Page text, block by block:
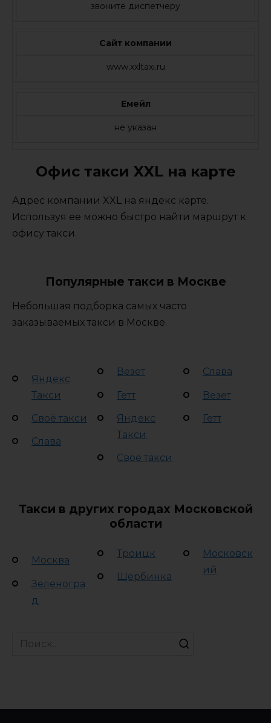
звоните диспетчеру
Сайт компании
www.xxltaxi.ru
Емейл
не указан
Офис такси XXL на карте
Адрес компании XXL на яндекс карте.
Используя ее можно быстро найти маршрут к
офису такси.
Популярные такси в Москве
Небольшая подборка самых часто
заказываемых такси в Москве.
Яндекс
Такси
Своё такси
Слава
Везет
Гетт
Яндекс
Такси
Своё такси
Слава
Везет
Гетт
Такси в других городах Московской
области
Москва
Зеленогра
д
Троицк
Щербинка
Московск
ий
Search